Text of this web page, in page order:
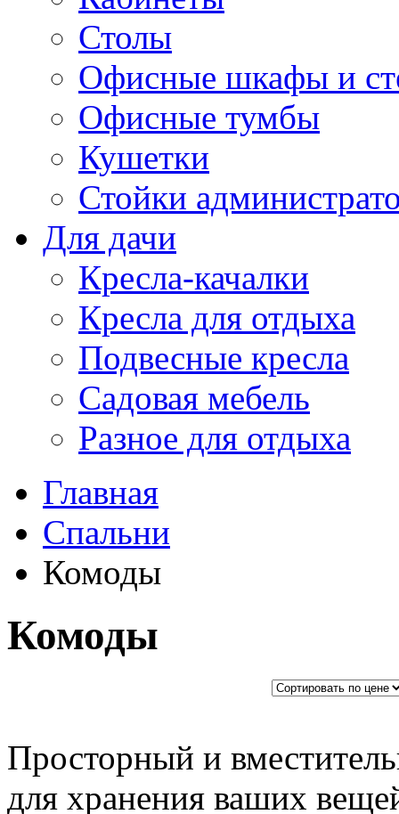
Столы
Офисные шкафы и
Офисные тумбы
Кушетки
Стойки
Для дачи
Кресла-качалки
Кресла для отдыха
Подвесные кресла
Садовая мебель
Разное для отдыха
Главная
Спальни
Комоды
Комоды
Просторный и
для хранения ваших